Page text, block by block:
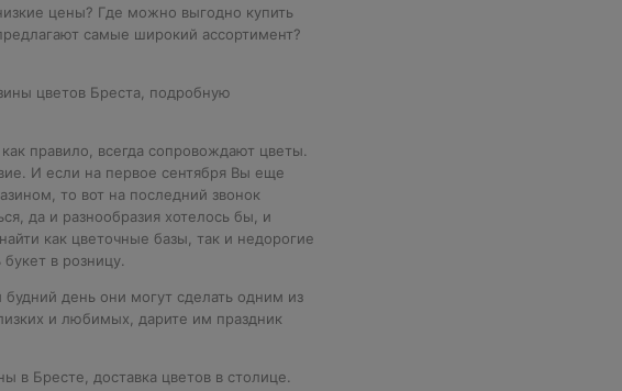
цены? Где можно выгодно купить
самые широкий ассортимент?
цветов Бреста, подробную
правило, всегда сопровождают цветы.
И если на первое сентября Вы еще
то вот на последний звонок
да и разнообразия хотелось бы, и
как цветочные базы, так и недорогие
в розницу.
день они могут сделать одним из
и любимых, дарите им праздник
в Бресте доставка цветов в столице.